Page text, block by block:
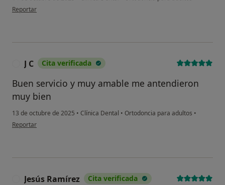
en opinión del usuario JOHANN
Reportar
J C Cita verificada
Buen servicio y muy amable me antendieron
muy bien
13 de octubre de 2025 • Clínica Dental • Ortodoncia para adultos •
en opinión del usuario J C
Reportar
Jesús Ramírez Cita verificada